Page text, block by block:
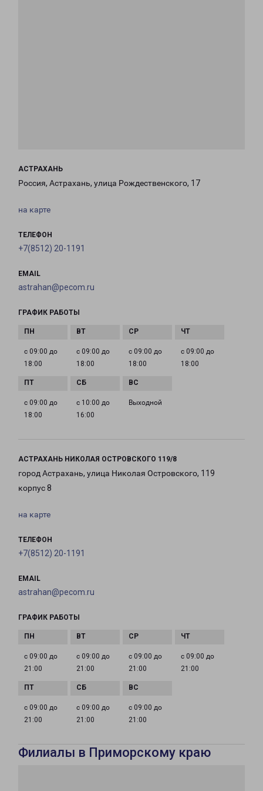
АСТРАХАНЬ
Россия, Астрахань, улица Рождественского, 17
на карте
ТЕЛЕФОН
+7(8512) 20-1191
EMAIL
astrahan@pecom.ru
ГРАФИК РАБОТЫ
с 09:00 до
18:00
с 09:00 до
18:00
с 09:00 до
18:00
с 09:00 до
18:00
с 09:00 до
18:00
с 10:00 до
16:00
Выходной
АСТРАХАНЬ НИКОЛАЯ ОСТРОВСКОГО 119/8
город Астрахань, улица Николая Островского, 119
корпус 8
на карте
ТЕЛЕФОН
+7(8512) 20-1191
EMAIL
astrahan@pecom.ru
ГРАФИК РАБОТЫ
с 09:00 до
21:00
с 09:00 до
21:00
с 09:00 до
21:00
с 09:00 до
21:00
с 09:00 до
21:00
с 09:00 до
21:00
с 09:00 до
21:00
Филиалы в Приморскому краю